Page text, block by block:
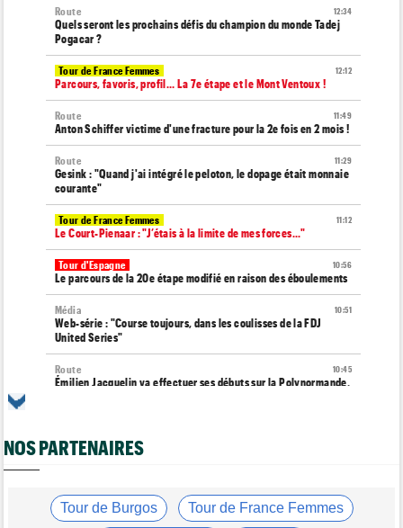
12:34
Route
Quels seront les prochains défis du champion du monde Tadej
Pogacar ?
12:12
Tour de France Femmes
Parcours, favoris, profil… La 7e étape et le Mont Ventoux !
11:49
Route
Anton Schiffer victime d'une fracture pour la 2e fois en 2 mois !
11:29
Route
Gesink : "Quand j'ai intégré le peloton, le dopage était monnaie
courante"
11:12
Tour de France Femmes
Le Court-Pienaar : "J’étais à la limite de mes forces..."
10:56
Tour d'Espagne
Le parcours de la 20e étape modifié en raison des éboulements
10:51
Média
Web-série : "Course toujours, dans les coulisses de la FDJ
United Series"
10:45
Route
Émilien Jacquelin va effectuer ses débuts sur la Polynormande,
Soudal Quick-Step a recruté un talentueux sprinteur allemand
de 24 ans
Célia Géry, 5e à domicile : "J'ai tout donné..."
NOS PARTENAIRES
Tour de Burgos Tour de France Femmes